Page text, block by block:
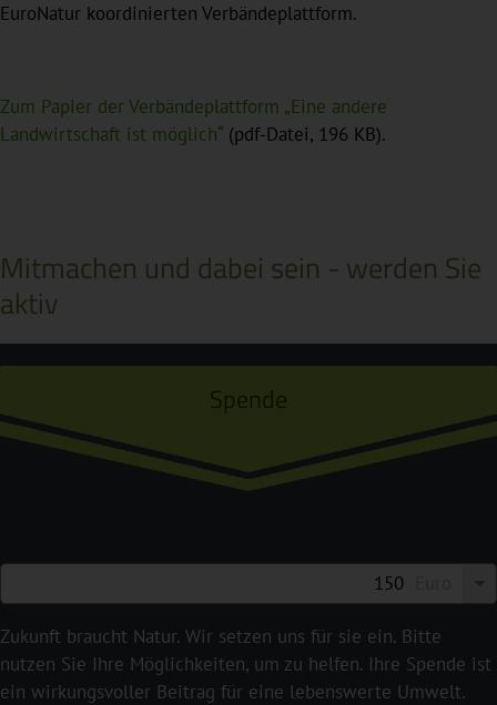
EuroNatur koordinierten Verbändeplattform.
Zum Papier der Verbändeplattform „Eine andere
Landwirtschaft ist möglich“ (pdf-Datei, 196 KB).
Mitmachen und dabei sein - werden Sie
aktiv
Spende
Zukunft braucht Natur. Wir setzen uns für sie ein. Bitte
nutzen Sie Ihre Möglichkeiten, um zu helfen. Ihre Spende ist
ein wirkungsvoller Beitrag für eine lebenswerte Umwelt.